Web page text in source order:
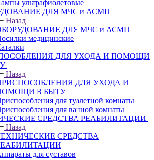
ультрафиолетовые
ДЛЯ МЧС и АСМП
Назад
ДЛЯ МЧС и АСМП
медицинские
ДЛЯ УХОДА И ПОМОЩИ
Назад
ДЛЯ УХОДА И
В БЫТУ
для туалетной комнаты
для ванной комнаты
СРЕДСТВА РЕАБИЛИТАЦИИ
Назад
СРЕДСТВА
для суставов